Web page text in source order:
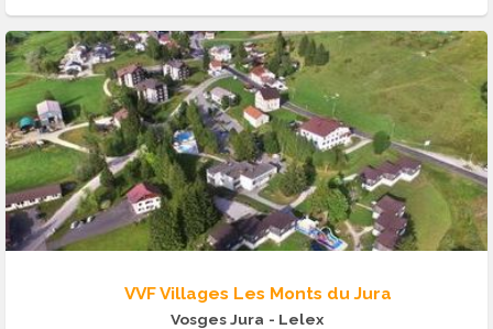
VVF Villages Les Monts du Jura
Vosges Jura - Lelex